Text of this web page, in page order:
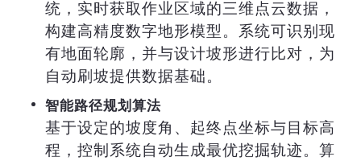
统，实时获取作业区域的三维点云数据，
构建高精度数字地形模型。系统可识别现
有地面轮廓，并与设计坡形进行比对，为
自动刷坡提供数据基础。
智能路径规划算法
基于设定的坡度角、起终点坐标与目标高
程，控制系统自动生成最优挖掘轨迹。算